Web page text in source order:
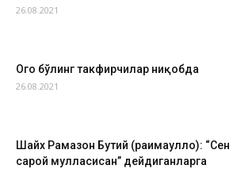
26.08.2021
Огоҳ бўлинг такфирчилар ниқобда
26.08.2021
Шайх Рамазон Бутий (раҳимаҳуллоҳ): “Сен
сарой мулласисан” дейдиганларга